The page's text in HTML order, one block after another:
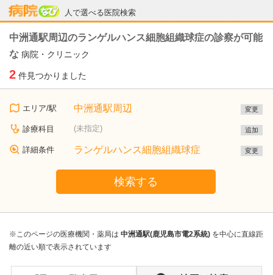
人で選べる医院検索
病院なび
中洲通駅周辺のランゲルハンス細胞組織球症の診察が可能
な 病院・クリニック
2 件見つかりました
エリア/駅 中洲通駅周辺 変更
診療科目 (未指定) 追加
詳細条件 ランゲルハンス細胞組織球症 変更
検索する
※このページの医療機関・薬局は 中洲通駅(鹿児島市電2系統) を中心に直線距
離の近い順で表示されています